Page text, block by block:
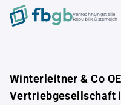
Verrechnungstelle
Republik Österreich
Winterleitner & Co
Vertriebgesellschaft